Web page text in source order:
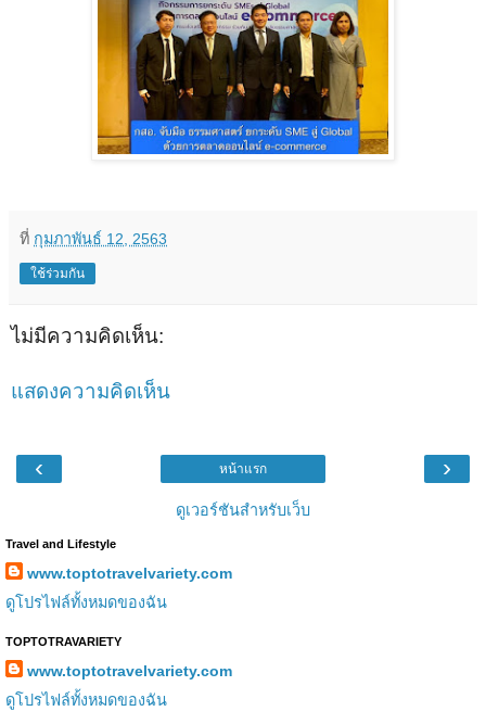
ที่ กุมภาพันธ์ 12, 2563
ใช้ร่วมกัน
ไม่มีความคิดเห็น:
แสดงความคิดเห็น
‹ ›
หน้าแรก
ดูเวอร์ชันสำหรับเว็บ
Travel and Lifestyle
www.toptotravelvariety.com
ดูโปรไฟล์ทั้งหมดของฉัน
TOPTOTRAVARIETY
www.toptotravelvariety.com
ดูโปรไฟล์ทั้งหมดของฉัน